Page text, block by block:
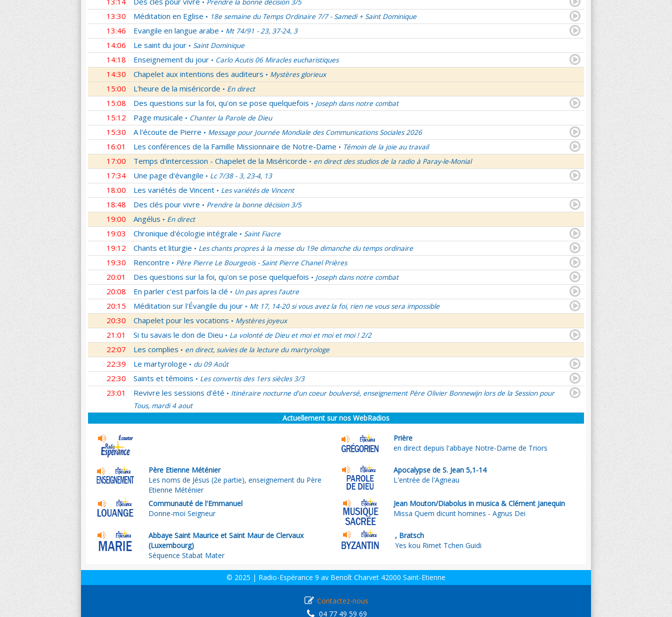
• Prendre la bonne décision 3/5
13:30 Méditation en Eglise • 18e semaine du Temps Ordinaire 7/7 - Samedi + Saint Dominique
13:46 Evangile en langue arabe • Mt 74/91 - 23, 37-24, 3
14:06 Le saint du jour • Saint Dominique
14:18 Enseignement du jour • Carlo Acutis 06 Miracles eucharistiques
14:30 Chapelet aux intentions des auditeurs • Mystères glorieux
15:00 L'heure de la miséricorde • En direct
15:08 Des questions sur la foi, qu'on se pose quelquefois • Joseph dans notre combat
15:12 Page musicale • Chanter la Parole de Dieu
15:30 A l'écoute de Pierre • Message pour Journée Mondiale des Communications Sociales 2026
16:01 Les conférences de la Famille Missionnaire de Notre-Dame • Témoin de la joie au travail
17:00 Temps d'intercession - Chapelet de la Miséricorde • en direct des studios de la radio à Paray-le-Monial
17:34 Une page d'évangile • Lc 7/38 - 3, 23-4, 13
18:00 Les variétés de Vincent • Les variétés de Vincent
18:48 Des clés pour vivre • Prendre la bonne décision 3/5
19:00 Angélus • En direct
19:03 Chronique d'écologie intégrale • Saint Fiacre
19:12 Chants et liturgie • Les chants propres à la messe du 19e dimanche du temps ordinaire
19:30 Rencontre • Père Pierre Le Bourgeois - Saint Pierre Chanel Prières
20:01 Des questions sur la foi, qu'on se pose quelquefois • Joseph dans notre combat
20:08 En parler c'est parfois la clé • Un pas apres l'autre
20:15 Méditation sur l'Évangile du jour • Mt 17, 14-20 si vous avez la foi, rien ne vous sera impossible
20:30 Chapelet pour les vocations • Mystères joyeux
21:01 Si tu savais le don de Dieu • La volonté de Dieu et moi et moi et moi ! 2/2
22:07 Les complies • en direct, suivies de la lecture du martyrologe
22:39 Le martyrologe • du 09 Août
22:30 Saints et témoins • Les convertis des 1ers siècles 3/3
23:01 Revivre les sessions d'été • Itinéraire nocturne d'un coeur boulversé, enseignement Père Olivier Bonnewijn lors de la Session pour
Tous, mardi 4 aout
Actuellement sur nos WebRadios
Prière
en direct depuis l'abbaye Notre-Dame de Triors
Père Etienne Méténier
Les noms de Jésus (2e partie), enseignement du Père
Etienne Méténier
Apocalypse de S. Jean 5,1-14
L'entrée de l'Agneau
Communauté de l'Emmanuel
Donne-moi Seigneur
Jean Mouton/Diabolus in musica & Clément Janequin
Missa Quem dicunt homines - Agnus Dei
Abbaye Saint Maurice et Saint Maur de Clervaux
(Luxembourg)
Séquence Stabat Mater
, Bratsch
Yes kou Rimet Tchen Guidi
© 2025 | Radio-Espérance 9 av Benoît Charvet 42000 Saint-Etienne
Contactez-nous
04 77 49 59 69